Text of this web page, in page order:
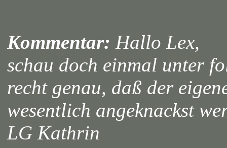
Kommentar: Hallo Lex,
schau doch einmal unter
recht genau, daß der
wesentlich angeknackst
LG Kathrin